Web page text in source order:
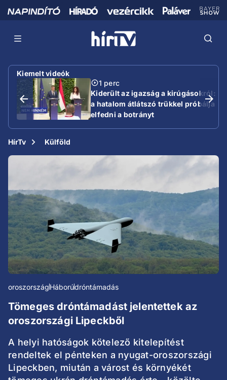
Kiemelt videók
1 perc
Kiderült az igazság a kirúgásokról:
a hatalom átlátszó trükkel próbálja
elfedni a botrányt
HírTv Külföld
oroszországHáborúdróntámadás
Tömeges dróntámadást jelentettek az
oroszországi Lipeckből
A helyi hatóságok kötelező kitelepítést
rendeltek el pénteken a nyugat-oroszországi
Lipeckben, miután a várost és környékét